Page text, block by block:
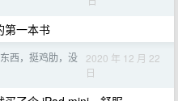
第一本书
西，挺鸡肋，没
2020 年 12 月 22
日